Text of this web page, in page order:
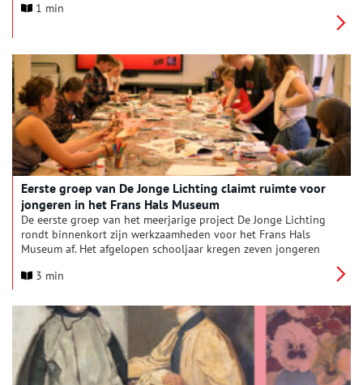
een andere manier ervaart.
1 min
Eerste groep van De Jonge Lichting claimt ruimte voor
jongeren in het Frans Hals Museum
De eerste groep van het meerjarige project De Jonge Lichting
rondt binnenkort zijn werkzaamheden voor het Frans Hals
Museum af. Het afgelopen schooljaar kregen zeven jongeren
relevantie van het museum voor een jongere doelgroep. Zo
aan een kunstwerk, namen ze plaats voor de camera van
fotograaf Jonathan Hoost en maakten ze tekstborden op zaal
waarin ze hun persoonlijke visie op hun favoriete kunstwerken
delen. Op 31 mei organiseren zij een eindevenement, waar zij
al deze projecten presenteren.
3 min